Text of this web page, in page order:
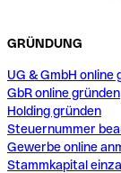
GRÜNDUNG
UG & GmbH online
GbR online gründen
Holding gründen
Steuernummer
Gewerbe online
Stammkapital